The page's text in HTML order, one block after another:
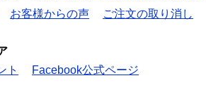
お客様からの声 ご注文の取り消し
ト
Facebook公式ページ